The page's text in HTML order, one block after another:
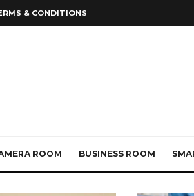
& CONDITIONS
ROOM BUSINESS ROOM